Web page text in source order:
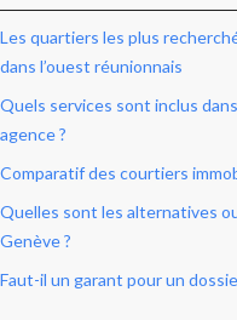
Les quartiers les plus
dans l’ouest réunionnais
Quels services sont inclus
agence ?
Comparatif des courtiers
Quelles sont les alternatives
Genève ?
Faut-il un garant pour un